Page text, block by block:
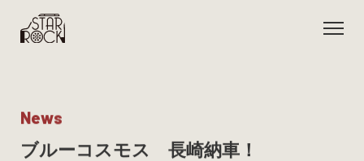
News
ブルーコスモス 長崎納車！